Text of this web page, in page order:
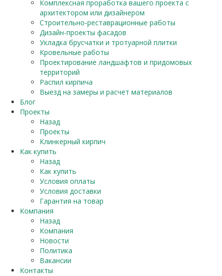
Комплексная проработка вашего проекта с
архитектором или дизайнером
Строительно-реставрационные работы
Дизайн-проекты фасадов
Укладка брусчатки и тротуарной плитки
Кровельные работы
Проектирование ландшафтов и придомовых
территорий
Распил кирпича
Выезд на замеры и расчет материалов
Блог
Проекты
Назад
Проекты
Клинкерный кирпич
Как купить
Назад
Как купить
Условия оплаты
Условия доставки
Гарантия на товар
Компания
Назад
Компания
Новости
Политика
Вакансии
Контакты